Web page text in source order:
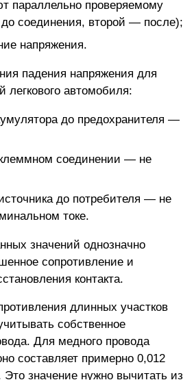
параллельно проверяемому
соединения, второй — после);
напряжения.
падения напряжения для
легкового автомобиля:
до предохранителя —
соединении — не
до потребителя — не
токе.
значений однозначно
сопротивление и
контакта.
длинных участков
собственное
Для медного провода
составляет примерно 0,012
значение нужно вычитать из